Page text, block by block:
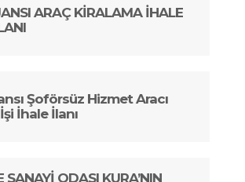
ARAÇ KİRALAMA İHALE
Şoförsüz Hizmet Aracı
İhale İlanı
ODASI KURA’NIN